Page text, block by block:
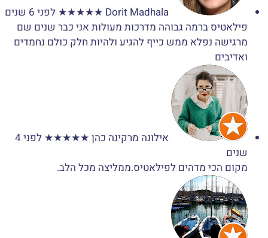
Dorit Madhala
★★★★★ לפני 6 שנים
פילאטיס ברמה גבוהה מדרכות מעולות אני כבר שנים שם
מרגישה נפלא ממש כייף להגיע ולהיות חלק כולם נחמדים
ואדיבים
אילונה מרקינה כהן ★★★★★
לפני 4
שנים
מקום הכי מדהים לפילאטיס.ממליצה מכל הלב.